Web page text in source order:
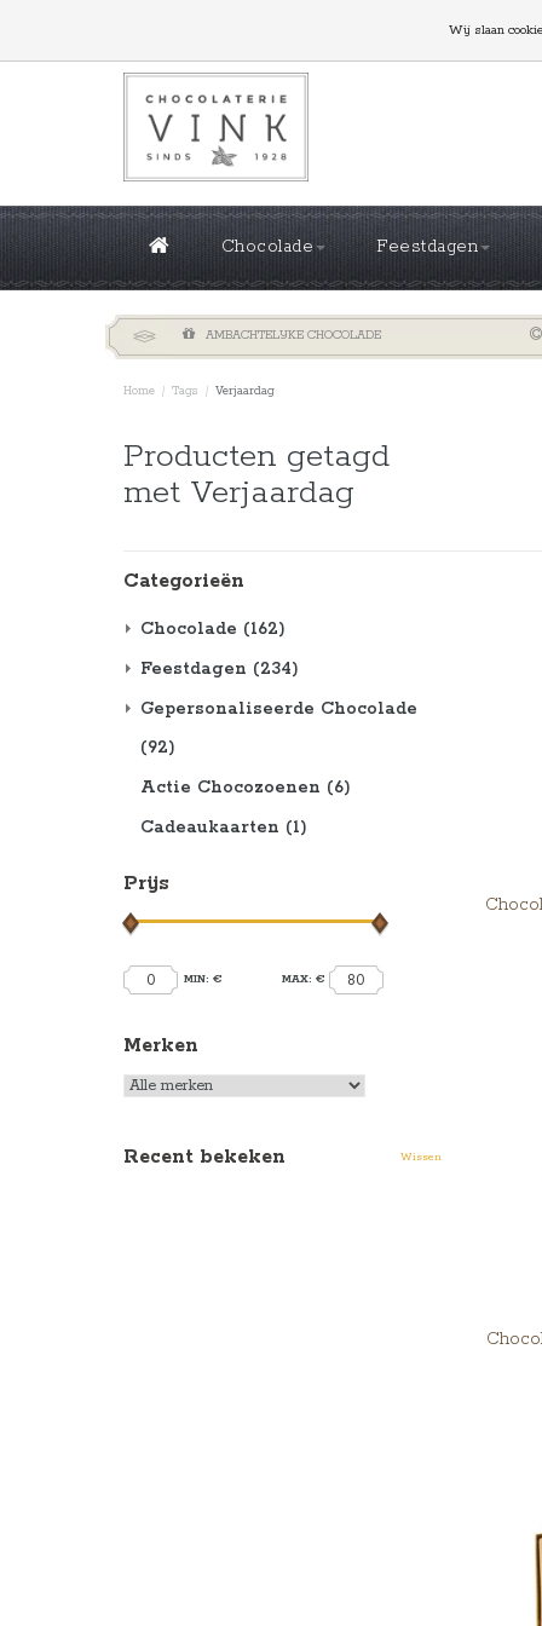
GROTE OPLAGES NODIG? NEEM CONTACT MET
Chocolade Feestdagen
AMBACHTELIJKE CHOCOLADE
Home / Tags / Verjaardag
Producten getagd
met Verjaardag
Categorieën
Chocolade (162)
Feestdagen (234)
Gepersonaliseerde Chocolade
(92)
Actie Chocozoenen (6)
Cadeaukaarten (1)
Prijs
0 MIN: € MAX: € 80
Merken
Recent bekeken Wissen
Wij slaan